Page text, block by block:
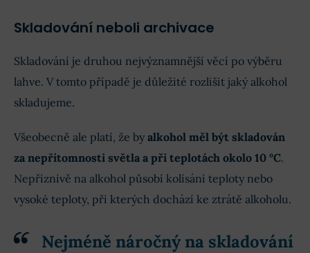
Skladování neboli archivace
Skladování je druhou nejvýznamnější věcí po výběru
lahve. V tomto případě je důležité rozlišit jaký alkohol
skladujeme.
Všeobecně ale platí, že by alkohol měl být skladován
za nepřítomnosti světla a při teplotách okolo 10 °C.
Nepříznivě na alkohol působí kolísání teploty nebo
vysoké teploty, při kterých dochází ke ztrátě alkoholu.
Nejméně náročný na skladování